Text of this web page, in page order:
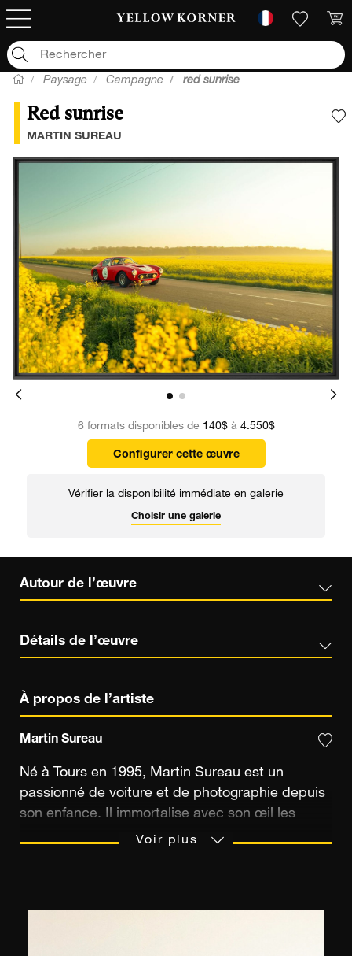
Paysage Campagne red sunrise
Red sunrise
MARTIN SUREAU
6 formats disponibles de 140$à 4.550$
Configurer cette œuvre
Vérifier la disponibilité immédiate en galerie
Choisir une galerie
Autour de l’œuvre
Détails de l’œuvre
À propos de l’artiste
Martin Sureau
Né à Tours en 1995, Martin Sureau est un
passionné de voiture et de photographie depuis
son enfance. Il immortalise avec son œil les
détails de design de ces œuvres d'arts que ça
Voir plus